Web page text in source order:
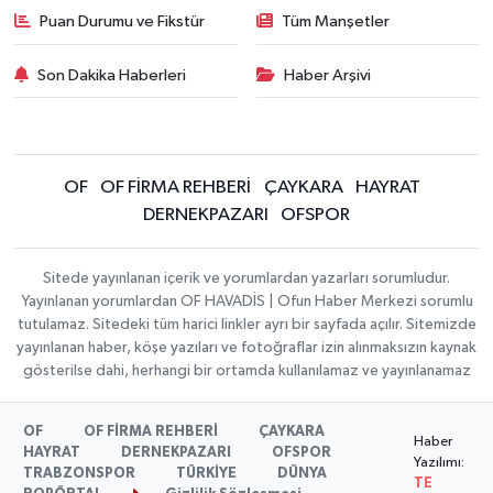
Puan Durumu ve Fikstür Tüm Manşetler
Son Dakika Haberleri Haber Arşivi
OF OF FİRMA REHBERİ ÇAYKARA
HAYRAT
DERNEKPAZARI
OFSPOR
Sitede yayınlanan içerik ve yorumlardan yazarları sorumludur.
Yayınlanan yorumlardan OF HAVADİS | Ofun Haber Merkezi sorumlu
tutulamaz. Sitedeki tüm harici linkler ayrı bir sayfada açılır. Sitemizde
yayınlanan haber, köşe yazıları ve fotoğraflar izin alınmaksızın kaynak
gösterilse dahi, herhangi bir ortamda kullanılamaz ve yayınlanamaz
OF OF FİRMA REHBERİ
ÇAYKARA
HAYRAT
DERNEKPAZARI
OFSPOR
TRABZONSPOR
TÜRKİYE
DÜNYA
Haber
Yazılımı:
TE